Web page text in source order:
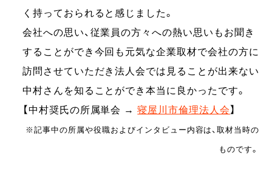
く持っておられると感じました。
会社への思い、従業員の方々への熱い思いもお聞き
することができ今回も元気な企業取材で会社の方に
訪問させていただき法人会では見ることが出来ない
中村さんを知ることができ本当に良かったです。
【中村奨氏の所属単会 →寝屋川市倫理法人会 】
※記事中の所属や役職およびインタビュー内容は、取材当時の
ものです。